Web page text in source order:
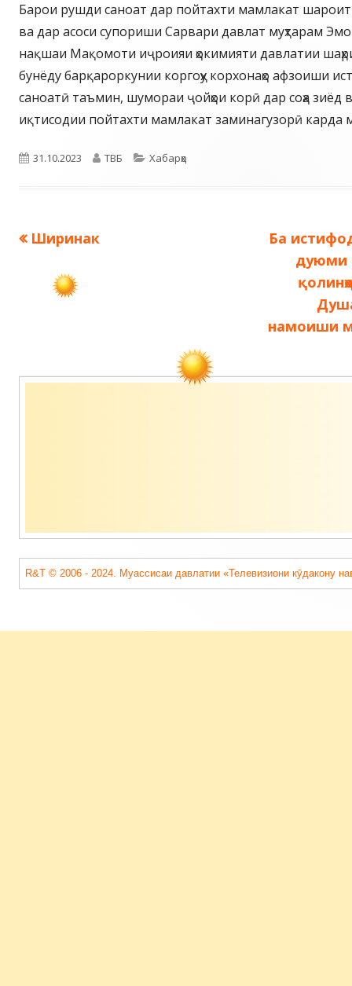
Барои рушди саноат дар пойтахти мамлакат
ва дар асоси супориши Сарвари давлат муҳтарам
нақшаи Мақомоти иҷроияи ҳокимияти давлатии
бунёду барқароркунии коргоҳу корхонаҳо афзоиши
саноатӣ таъмин, шумораи ҷойҳои корӣ дар соҳа зиёд
иқтисодии пойтахти мамлакат заминагузорӣ карда
Опубликовано
31.10.2023 Автор
ТВБ Рубрики
Хабарҳо
Навигация
Предыдущая
Ширинак
запись:
Ба
дуюми
намоиши
Содержимое
R&T © 2006 - 2024. Муассисаи давлатии «Телевизиони кӯдакону